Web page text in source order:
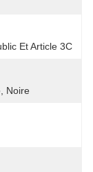
Et Article 3C
Noire